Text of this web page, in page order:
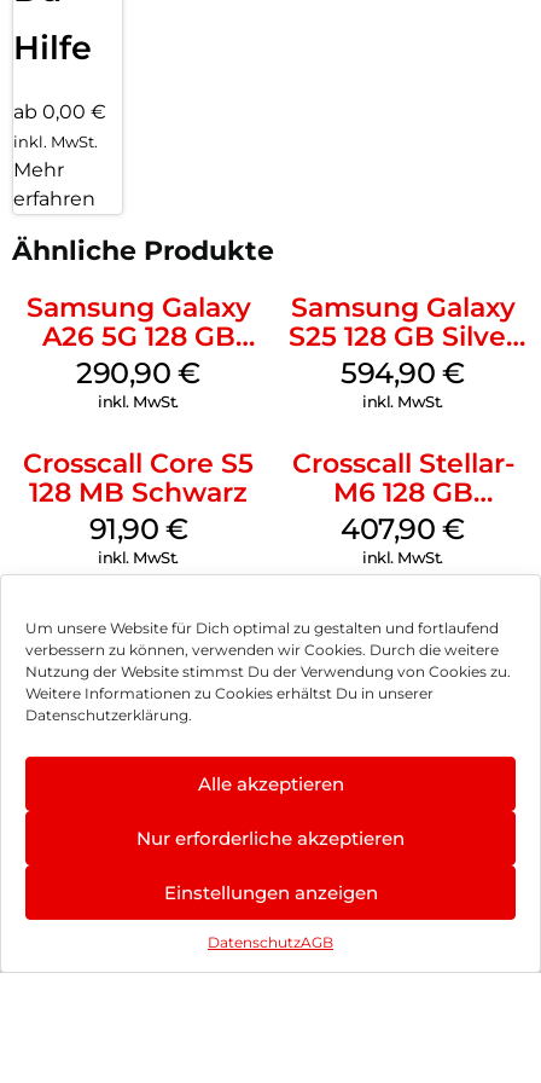
Um unsere Website für Dich optimal zu gestalten und fortlaufend
verbessern zu können, verwenden wir Cookies. Durch die weitere
Nutzung der Website stimmst Du der Verwendung von Cookies zu.
Weitere Informationen zu Cookies erhältst Du in unserer
Datenschutzerklärung.
Alle akzeptieren
Nur erforderliche akzeptieren
Einstellungen anzeigen
DatenschutzAGB
Hilfe
ab 0,00 €
inkl. MwSt.
Mehr
erfahren
Ähnliche Produkte
Samsung Galaxy
A26 5G 128 GB
White
290,90€
inkl. MwSt.
Samsung Galaxy
S25 128 GB Silver
Shadow
594,90€
inkl. MwSt.
Crosscall Core S5
128 MB Schwarz
91,90 €
inkl. MwSt.
Crosscall Stellar-
M6 128 GB
Schwarz
407,90€
inkl. MwSt.
Google Pixel 9 Pro
XL 128 GB
Obsidian
779,90€
inkl. MwSt.
Apple iPhone 16e
128 GB Schwarz
597,90€
Apple iPhone 16
128 GB Ultramarin
902,90€
Apple iPhone 16
815,90
Apple iPhone 16
128 GB Blaugrün
Apple iPhone 16
128 GB Pink